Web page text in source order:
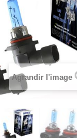
Agrandir l'image